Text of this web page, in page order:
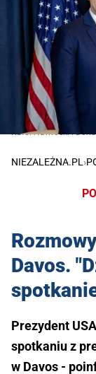
Karol Nawrocki i
NIEZALEŻNA.PL ›
Davos.
Prezydent
spotkaniu z
w Davos -